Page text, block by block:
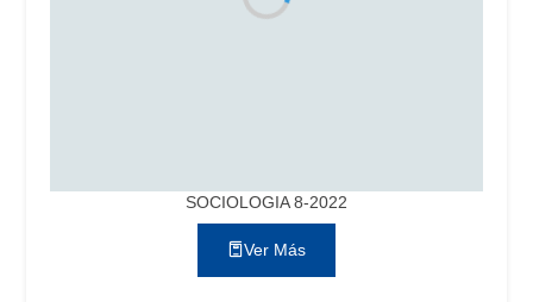
SOCIOLOGIA 8-2022
Ver Más